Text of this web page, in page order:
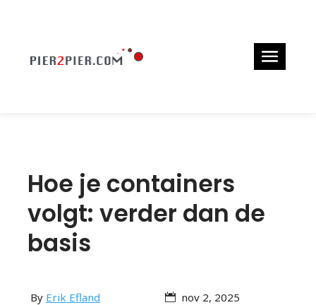
Hoe je containers
volgt: verder dan de
basis
By Erik Efland nov 2, 2025